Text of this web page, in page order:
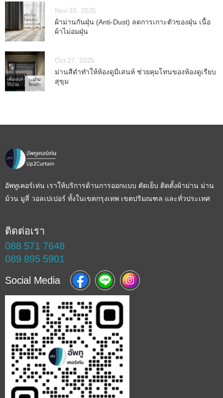
Nov 30, 2025
ผ้าม่านกันฝุ่น (Anti-Dust) ลดการเกาะตัวของฝุ่น เนื้อ
ผ้าไม่อมฝุ่น
Oct 27, 2025
ม่านสีดำทำให้ห้องดูมีเสนห์ ช่วยคุมโทนของห้องดูเรียบ
สุขุม
อัพทูเคอร์เท่น เราให้บริการด้านการออกแบบ ตัดเย็บ ติดตั้งผ้าม่าน ม่าน
ม้วน มูลี่ วอลเปเปอร์ ทั้งในเขตกรุงเทพ เขตปริมณฑล และทั่วประเทศ
ติดต่อเรา
088 571 7648
089 895 5901
Social Media